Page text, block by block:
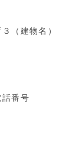
（建物名）
話番号